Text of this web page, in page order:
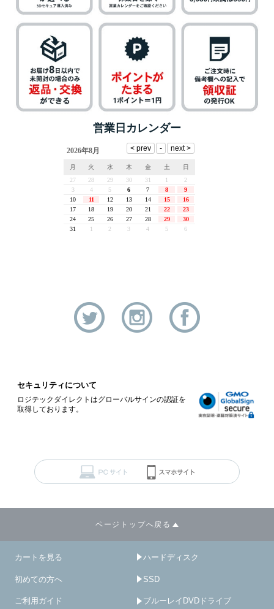
営業日カレンダー
セキュリティについて
ロジテックダイレクトはグローバルサインの認証を
取得しております。
ページトップへ戻る
カートを見る
初めての方へ
ご利用ガイド
ハードディスク
SSD
ブルーレイDVDドライブ